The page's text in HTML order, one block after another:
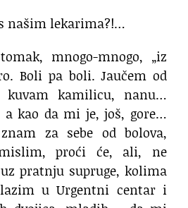
našim lekarima?!…
mnogo-mnogo, „iz
Boli pa boli. Jaučem od
kuvam kamilicu, nanu…
a kao da mi je, još, gore…
za sebe od bolova,
proći će, ali, ne
pratnju supruge, kolima
u Urgentni centar i